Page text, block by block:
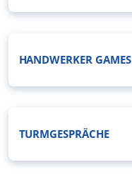
HANDWERKER GAMES
TURMGESPRÄCHE